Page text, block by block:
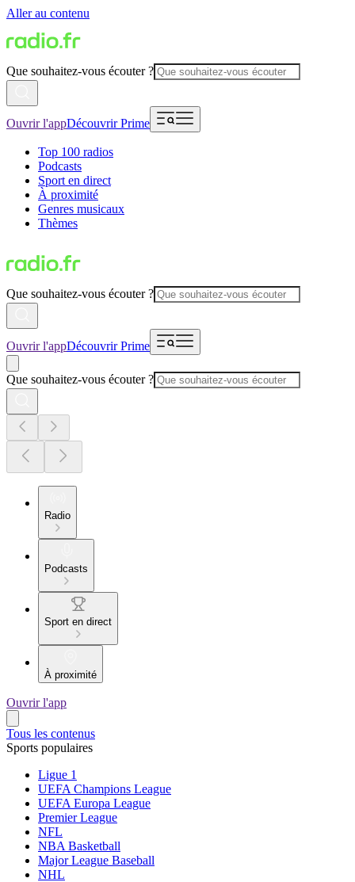
Aller au contenu
Que souhaitez-vous écouter ?
Ouvrir l'appDécouvrir Prime
Top 100 radios
Podcasts
Sport en direct
À proximité
Genres musicaux
Thèmes
Que souhaitez-vous écouter ?
Ouvrir l'appDécouvrir Prime
Que souhaitez-vous écouter ?
Radio
Podcasts
Sport en direct
À proximité
Ouvrir l'app
Tous les contenus
Sports populaires
Ligue 1
UEFA Champions League
UEFA Europa League
Premier League
NFL
NBA Basketball
Major League Baseball
NHL